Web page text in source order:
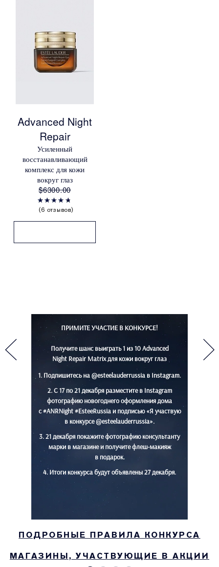
Advanced Night
Repair
Усиленный
восстанавливающий
комплекс для кожи
вокруг глаз
$6300.00
6 отзывов
ПРИМИТЕ УЧАСТИЕ В КОНКУРСЕ!
Получите шанс выиграть 1 из 10 Advanced
Night Repair Matrix для кожи вокруг глаз
1. Подпишитесь на @esteelauderrussia в Instagram.
2. С 17 по 21 декабря разместите в Instagram
фотографию новогоднего оформления дома
с #ANRNight #EsteeRussia и подписью «Я участвую
в конкурсе @esteelauderrussia».
3. 21 декабря покажите фотографию консультанту
марки в магазине и получите флеш-макияж
в подарок.
4. Итоги конкурса будут объявлены 27 декабря.
ПОДРОБНЫЕ ПРАВИЛА КОНКУРСА
МАГАЗИНЫ, УЧАСТВУЮЩИЕ В АКЦИИ